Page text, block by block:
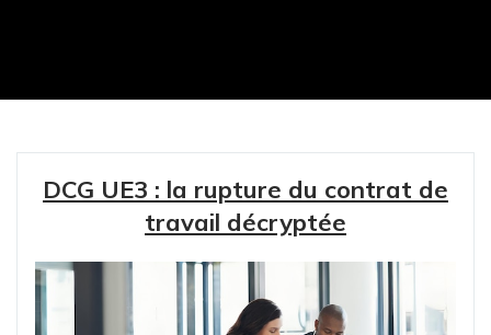
DCG UE3 : la rupture du contrat de
travail décryptée